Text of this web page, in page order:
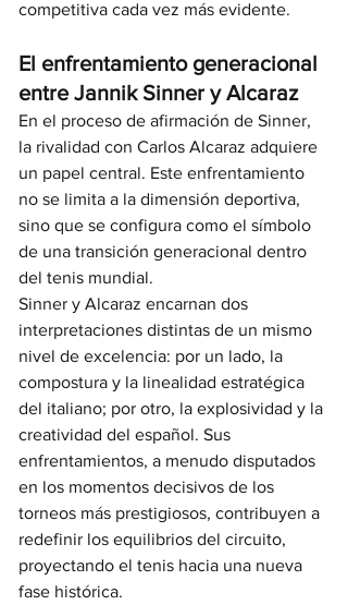
competitiva cada vez más evidente.
El enfrentamiento generacional
entre Jannik Sinner y Alcaraz
En el proceso de afirmación de Sinner,
la rivalidad con Carlos Alcaraz adquiere
un papel central. Este enfrentamiento
no se limita a la dimensión deportiva,
sino que se configura como el símbolo
de una transición generacional dentro
del tenis mundial.
Sinner y Alcaraz encarnan dos
interpretaciones distintas de un mismo
nivel de excelencia: por un lado, la
compostura y la linealidad estratégica
del italiano; por otro, la explosividad y la
creatividad del español. Sus
enfrentamientos, a menudo disputados
en los momentos decisivos de los
torneos más prestigiosos, contribuyen a
redefinir los equilibrios del circuito,
proyectando el tenis hacia una nueva
fase histórica.